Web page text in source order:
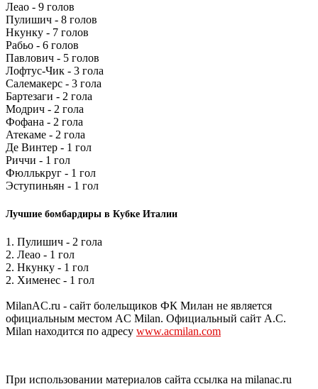
Леао - 9 голов
Пулишич - 8 голов
Нкунку - 7 голов
Рабьо - 6 голов
Павлович - 5 голов
Лофтус-Чик - 3 гола
Салемакерс - 3 гола
Бартезаги - 2 гола
Модрич - 2 гола
Фофана - 2 гола
Атекаме - 2 гола
Де Винтер - 1 гол
Риччи - 1 гол
Фюллькруг - 1 гол
Эступиньян - 1 гол
Лучшие бомбардиры в Кубке Италии
1. Пулишич - 2 гола
2. Леао - 1 гол
2. Нкунку - 1 гол
2. Хименес - 1 гол
MilanAC.ru - сайт болельщиков ФК Милан не является
официальным местом AC Milan. Официальный сайт A.C.
Milan находится по адресу www.acmilan.com
При использовании материалов сайта ссылка на milanac.ru